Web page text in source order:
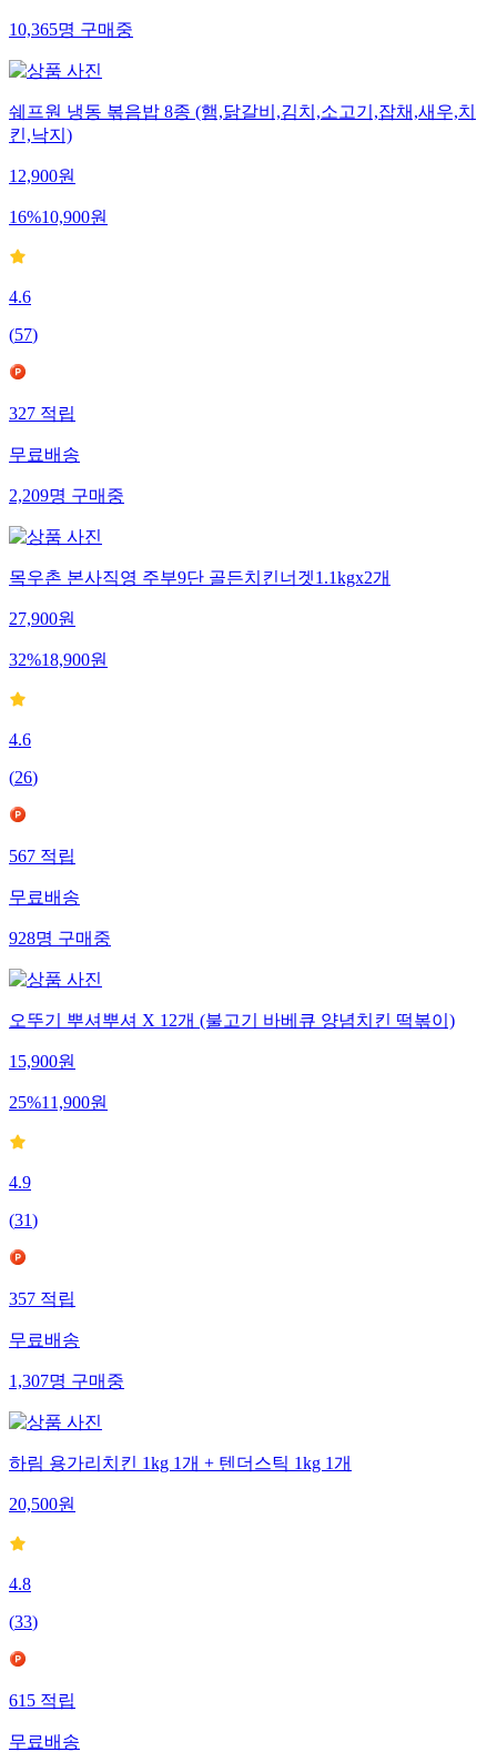
10,365명 구매중
쉐프원 냉동 볶음밥 8종 (햄,닭갈비,김치,소고기,잡채,새우,치
킨,낙지)
12,900원
16%10,900원
4.6
(57)
327 적립
무료배송
2,209명 구매중
목우촌 본사직영 주부9단 골든치킨너겟1.1kgx2개
27,900원
32%18,900원
4.6
(26)
567 적립
무료배송
928명 구매중
오뚜기 뿌셔뿌셔 X 12개 (불고기 바베큐 양념치킨 떡볶이)
15,900원
25%11,900원
4.9
(31)
357 적립
무료배송
1,307명 구매중
하림 용가리치킨 1kg 1개 + 텐더스틱 1kg 1개
20,500원
4.8
(33)
615 적립
무료배송